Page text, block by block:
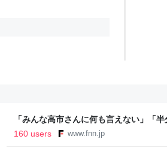
「みんな高市さんに何も言えない」「
裏 自民党内でくすぶる慎重論と本音【
160 users www.fnn.jp